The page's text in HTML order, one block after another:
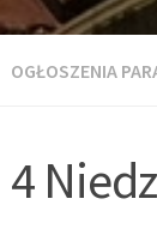
OGŁOSZENIA
4